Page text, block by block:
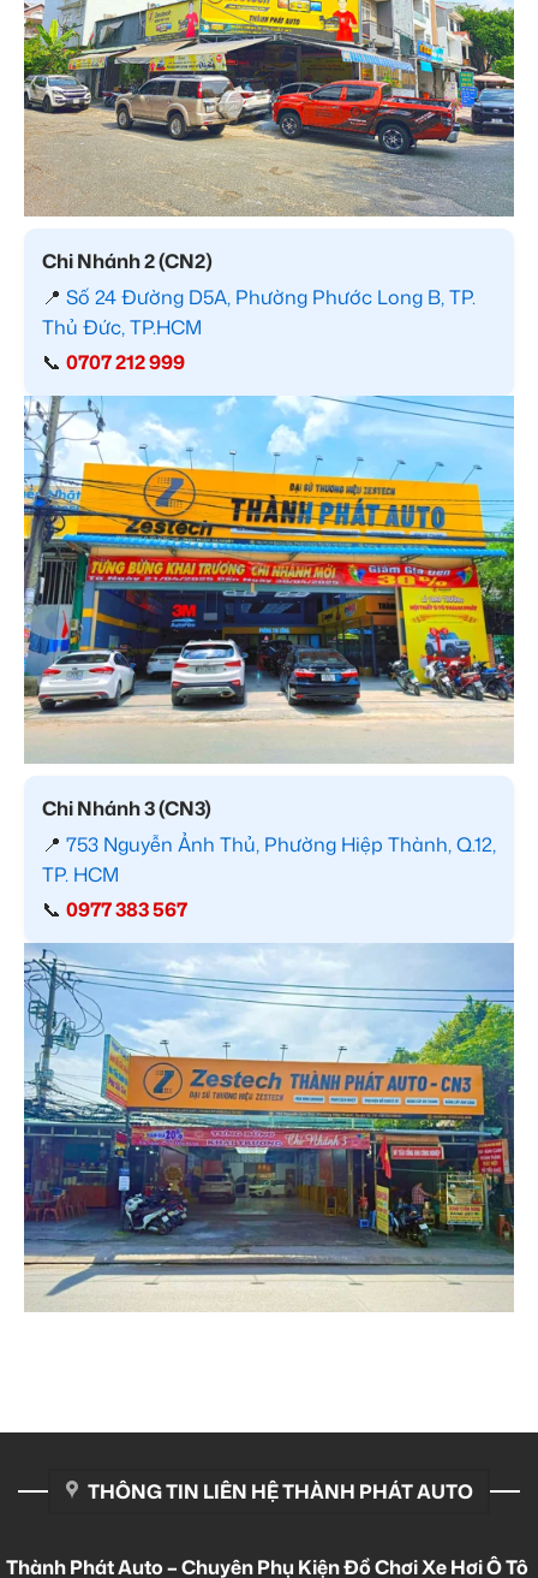
Chi Nhánh 2 (CN2)
📍 Số 24 Đường D5A, Phường Phước Long B, TP.
Thủ Đức, TP.HCM
📞 0707 212 999
Chi Nhánh 3 (CN3)
📍 753 Nguyễn Ảnh Thủ, Phường Hiệp Thành, Q.12,
TP. HCM
📞 0977 383 567
THÔNG TIN LIÊN HỆ THÀNH PHÁT AUTO
Thành Phát Auto – Chuyên Phụ Kiện Đồ Chơi Xe Hơi Ô Tô